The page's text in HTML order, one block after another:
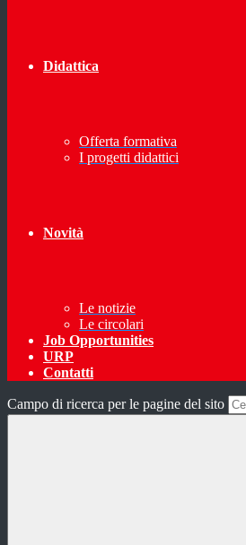
Didattica
Offerta formativa
I progetti didattici
Novità
Le notizie
Le circolari
Job Opportunities
URP
Contatti
Campo di ricerca per le pagine del sito